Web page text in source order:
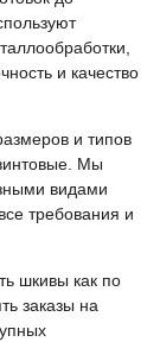
и качество
и типов
Мы
видами
требования и
шкивы как по
заказы на